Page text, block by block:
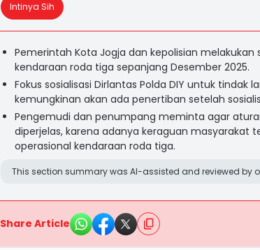
Intinya Sih
Pemerintah Kota Jogja dan kepolisian melakukan
kendaraan roda tiga sepanjang Desember 2025.
Fokus sosialisasi Dirlantas Polda DIY untuk tindak
kemungkinan akan ada penertiban setelah
Pengemudi dan penumpang meminta agar
diperjelas, karena adanya keraguan masyarakat
operasional kendaraan roda tiga.
This section summary was AI-assisted and reviewed by
Share Article